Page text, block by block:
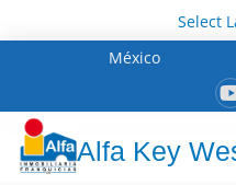
Select
México
Alfa Key